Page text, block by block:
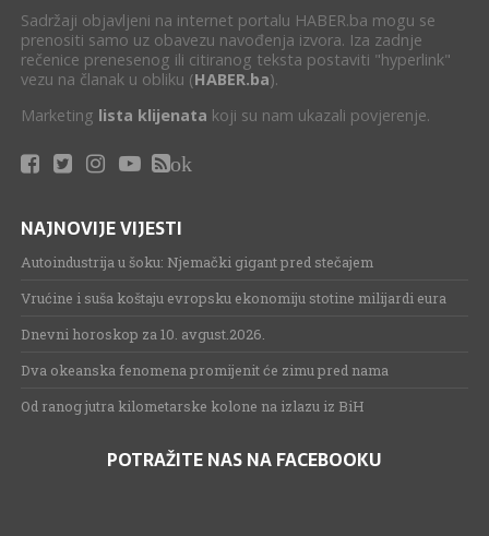
Sadržaji objavljeni na internet portalu HABER.ba mogu se
prenositi samo uz obavezu navođenja izvora. Iza zadnje
rečenice prenesenog ili citiranog teksta postaviti "hyperlink"
vezu na članak u obliku (HABER.ba).
Marketing lista klijenata koji su nam ukazali povjerenje.
ok
NAJNOVIJE VIJESTI
Autoindustrija u šoku: Njemački gigant pred stečajem
Vrućine i suša koštaju evropsku ekonomiju stotine milijardi eura
Dnevni horoskop za 10. avgust.2026.
Dva okeanska fenomena promijenit će zimu pred nama
Od ranog jutra kilometarske kolone na izlazu iz BiH
POTRAŽITE NAS NA FACEBOOKU